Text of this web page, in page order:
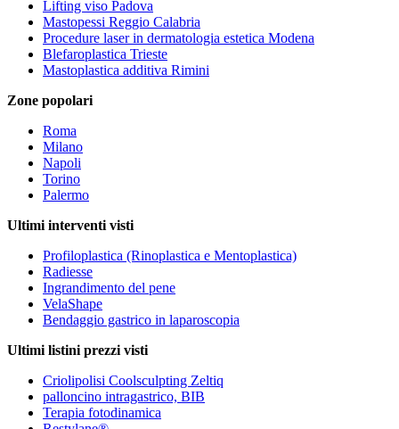
Lifting viso Padova
Mastopessi Reggio Calabria
Procedure laser in dermatologia estetica Modena
Blefaroplastica Trieste
Mastoplastica additiva Rimini
Zone popolari
Roma
Milano
Napoli
Torino
Palermo
Ultimi interventi visti
Profiloplastica (Rinoplastica e Mentoplastica)
Radiesse
Ingrandimento del pene
VelaShape
Bendaggio gastrico in laparoscopia
Ultimi listini prezzi visti
Criolipolisi Coolsculpting Zeltiq
palloncino intragastrico, BIB
Terapia fotodinamica